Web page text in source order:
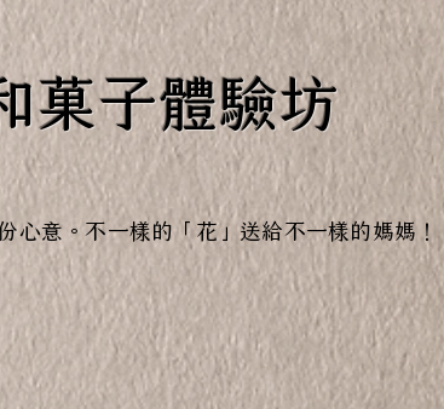
菓子體驗坊
心意。不一樣的「花」送給不一樣的媽媽！